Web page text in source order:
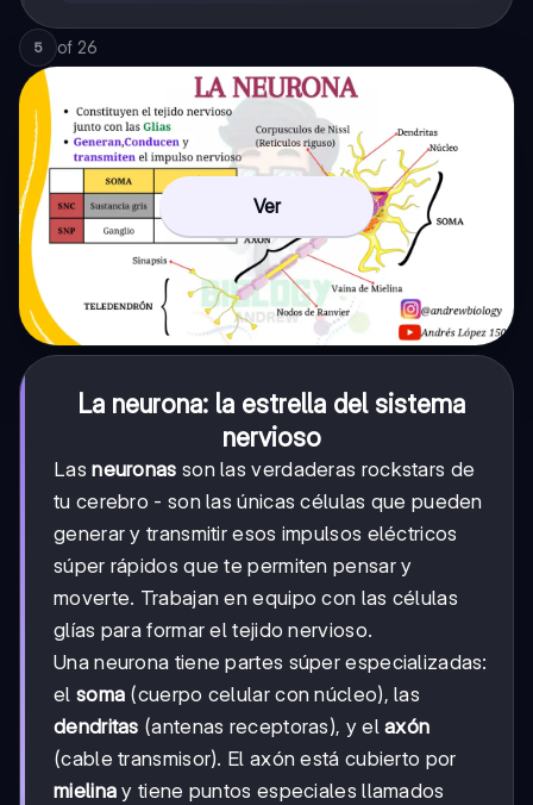
5 of 26
Ver
La neurona: la estrella del sistema
nervioso
Lasneuronas son las verdaderas rockstars de
tu cerebro - son las únicas células que pueden
generar y transmitir esos impulsos eléctricos
súper rápidos que te permiten pensar y
moverte. Trabajan en equipo con las células
glías para formar el tejido nervioso.
Una neurona tiene partes súper especializadas:
el soma (cuerpo celular con núcleo), las
dendritas (antenas receptoras), y elaxón
(cable transmisor). El axón está cubierto por
mielina y tiene puntos especiales llamados